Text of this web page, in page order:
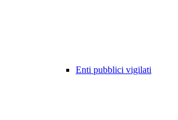
Enti pubblici vigilati